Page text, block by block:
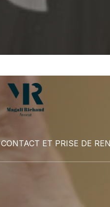
CONTACT ET PRISE DE